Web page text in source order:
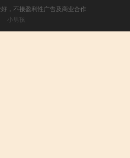
，不接盈利性广告及商业合作
小男孩